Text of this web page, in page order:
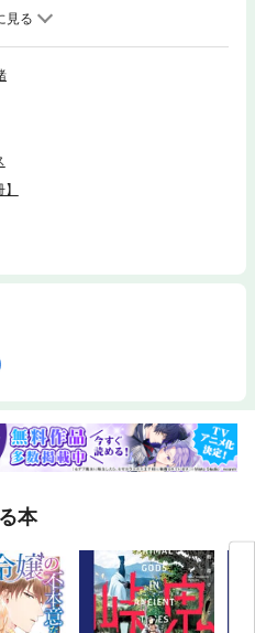
ずないわ！」と。そんな彼女がある
偶然耳にし、犯人に殴られて気を失
見知らぬ裸の男性――まるでソー
たようなゴージャスな彼――とベッ
本